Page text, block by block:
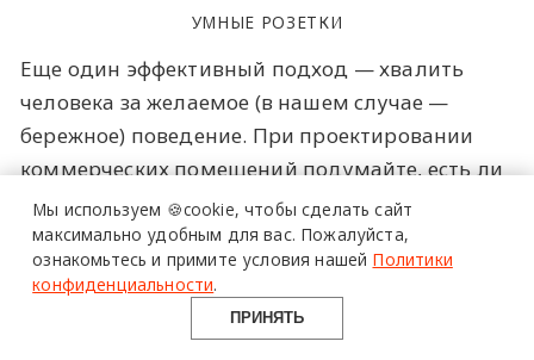
УМНЫЕ РОЗЕТКИ
Еще один эффективный подход — хвалить
человека за желаемое (в нашем случае —
бережное) поведение. При проектировании
коммерческих помещений подумайте, есть ли
возможность расположить на виду мониторы
и экраны, на которых будет отражаться
сэкономленная за последнюю неделю или
месяц электроэнергия (и заодно выбросы
парниковых газов).
более 20 тысяч
специалистов читают
про дизайн
и архитектуру
в Telegram канале
Design Mate
Мы используем 🍪cookie, чтобы сделать сайт
максимально удобным для вас. Пожалуйста,
ознакомьтесь и примите условия нашей Политики
конфиденциальности.
ПРИНЯТЬ